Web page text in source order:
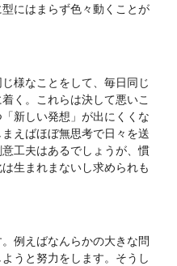
にはまらず色々動くことが
様なことをして、毎日同じ
く。これらは決して悪いこ
新しい発想」が出にくくな
えばほぼ無思考で日々を送
工夫はあるでしょうが、慣
生まれまないし求められも
例えばなんらかの大きな問
うと努力をします。そうし